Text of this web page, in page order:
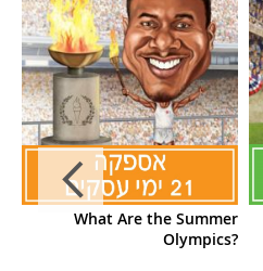
What Are the Summer
Olympics?